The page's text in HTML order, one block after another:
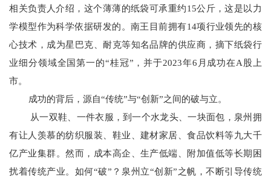
相关负责人介绍，这个薄薄的纸袋可承重约15公斤，这是以力
学模型作为科学依据研发的。南王目前拥有14项行业领先的核
心技术，成为星巴克、耐克等知名品牌的供应商，摘下纸袋行
业细分领域全国第一的“桂冠”，并于2023年6月成功在A股上
市。
成功的背后，源自“传统”与“创新”之间的破与立。
从一双鞋、一件衣服，到一个水龙头、一块面包，泉州拥
有让人羡慕的纺织服装、鞋业、建材家居、食品饮料等九大千
亿产业集群。然而，成本高企、生产低端、附加值低等长期困
扰着传统产业。如何“破”？泉州立“创新”之帆，不断引导传统